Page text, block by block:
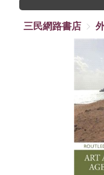
三民網路書店